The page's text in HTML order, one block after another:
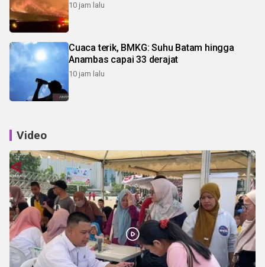
10 jam lalu
Cuaca terik, BMKG: Suhu Batam hingga
Anambas capai 33 derajat
10 jam lalu
Video